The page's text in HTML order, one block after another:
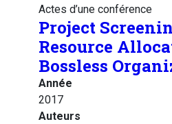
Actes d’une conférence
Project
Resource
Bossless
Année
2017
Auteurs